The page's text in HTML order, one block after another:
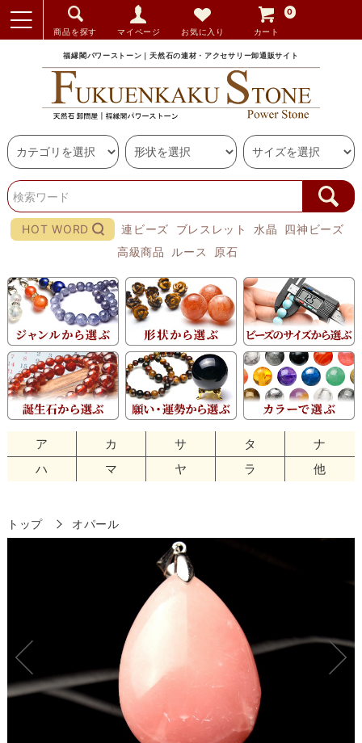
商品を探す マイページ お気に入り カート
0
福縁閣パワーストーン｜天然石の連材・アクセサリー卸通販サイト
HOT WORD 連ビーズ ブレスレット 水晶
四神ビーズ
高級商品
ルース 原石
ア カ サ タ
ナ
ハ
マ ヤ ラ 他
トップ オパール